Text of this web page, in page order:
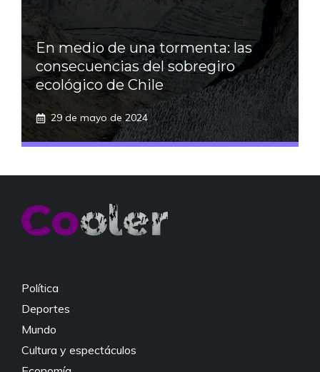
En medio de una tormenta: las
consecuencias del sobregiro
ecológico de Chile
29 de mayo de 2024
Política
Deportes
Mundo
Cultura y espectáculos